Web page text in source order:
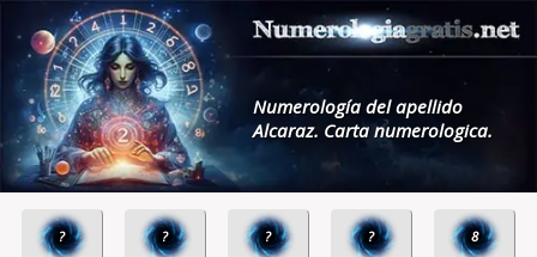
Numerología del apellido
Alcaraz. Carta numerologica.
? ? ? ? 8